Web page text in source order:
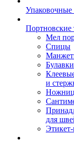
Упаковочные
Портновские
Мел
Спицы
Булавки
и
для